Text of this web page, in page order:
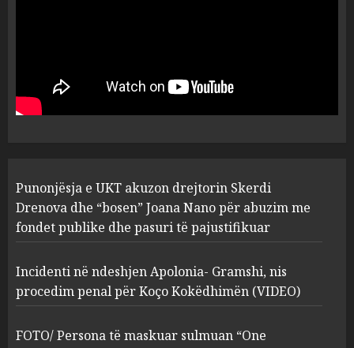
1
“bosen” Joana Nano për
abuzim me fondet publike dhe
pasuri të pajustifikuar
2
Apolonia- Gramshi, nis
procedim penal për Koço
Kokëdhimën (VIDEO)
MARCH 27, 2025
FOTO/ Persona të maskuar
sulmuan “One Albania”,
ngjarja u fsheh. A u vodhën
Punonjësja e UKT akuzon drejtorin Skerdi
Drenova dhe “bosen” Joana Nano për abuzim me
fondet publike dhe pasuri të pajustifikuar
Incidenti në ndeshjen Apolonia- Gramshi, nis
procedim penal për Koço Kokëdhimën (VIDEO)
FOTO/ Persona të maskuar sulmuan “One